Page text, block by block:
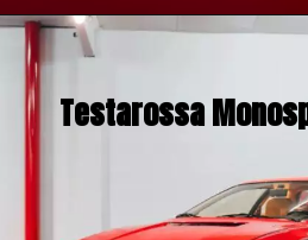
Testarossa